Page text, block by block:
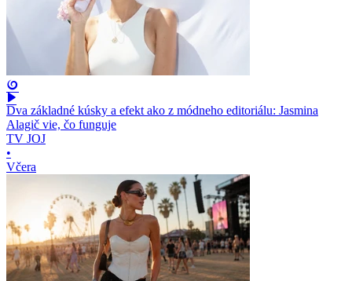
Dva základné kúsky a efekt ako z módneho editoriálu: Jasmina
Alagič vie, čo funguje
TV JOJ
•
Včera